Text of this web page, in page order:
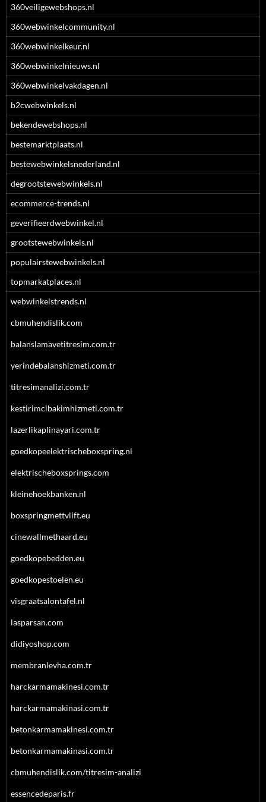
360veiligewebshops.nl
360webwinkelcommunity.nl
360webwinkelkeur.nl
360webwinkelnieuws.nl
360webwinkelvakdagen.nl
b2cwebwinkels.nl
bekendewebshops.nl
bestemarktplaats.nl
bestewebwinkelsnederland.nl
degrootstewebwinkels.nl
ecommerce-trends.nl
geverifieerdwebwinkel.nl
grootstewebwinkels.nl
populairstewebwinkels.nl
topmarkatplaces.nl
webwinkelstrends.nl
cbmuhendislik.com
balanslamavetitresim.com.tr
yerindebalanshizmeti.com.tr
titresimanalizi.com.tr
kestirimcibakimhizmeti.com.tr
lazerlikaplinayari.com.tr
goedkopeelektrischeboxspring.nl
elektrischeboxsprings.com
kleinehoekbanken.nl
boxspringmettvlift.eu
cinewallmethaard.eu
goedkopebedden.eu
goedkopestoelen.eu
visgraatsalontafel.nl
lasparsan.com
didiyoshop.com
membranlevha.com.tr
harckarmamakinesi.com.tr
harckarmamakinasi.com.tr
betonkarmamakinesi.com.tr
betonkarmamakinasi.com.tr
cbmuhendislik.com/titresim-analizi
essencedeparis.fr